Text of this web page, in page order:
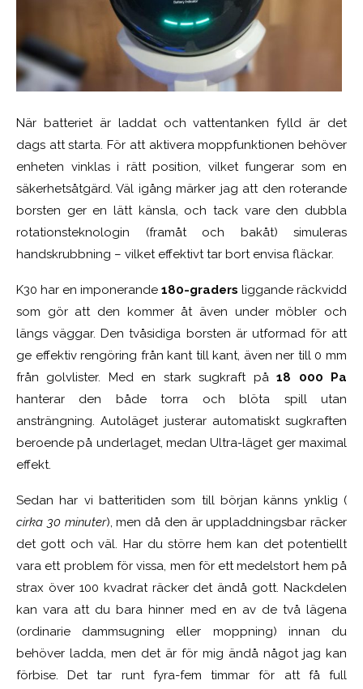
När batteriet är laddat och vattentanken fylld är det
dags att starta. För att aktivera moppfunktionen behöver
enheten vinklas i rätt position, vilket fungerar som en
säkerhetsåtgärd. Väl igång märker jag att den roterande
borsten ger en lätt känsla, och tack vare den dubbla
rotationsteknologin (framåt och bakåt) simuleras
handskrubbning – vilket effektivt tar bort envisa fläckar.
K30 har en imponerande 180-graders liggande räckvidd
som gör att den kommer åt även under möbler och
längs väggar. Den tvåsidiga borsten är utformad för att
ge effektiv rengöring från kant till kant, även ner till 0 mm
från golvlister. Med en stark sugkraft på18 000 Pa
hanterar den både torra och blöta spill utan
ansträngning. Autoläget justerar automatiskt sugkraften
beroende på underlaget, medan Ultra-läget ger maximal
effekt.
Sedan har vi batteritiden som till början känns ynklig (
cirka 30 minuter), men då den är uppladdningsbar räcker
det gott och väl. Har du större hem kan det potentiellt
vara ett problem för vissa, men för ett medelstort hem på
strax över 100 kvadrat räcker det ändå gott. Nackdelen
kan vara att du bara hinner med en av de två lägena
(ordinarie dammsugning eller moppning) innan du
behöver ladda, men det är för mig ändå något jag kan
förbise. Det tar runt fyra-fem timmar för att få full